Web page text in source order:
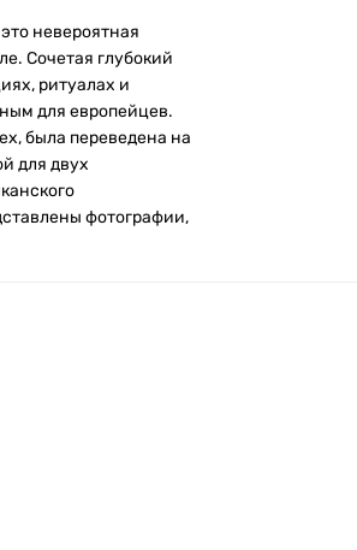
невероятная
Сочетая глубокий
ритуалах и
для европейцев.
была переведена на
для двух
фотографии,